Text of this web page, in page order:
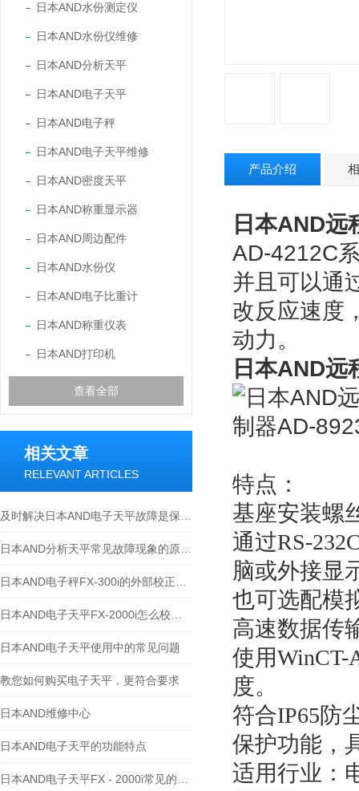
日本AND水份测定仪
日本AND水份仪维修
日本AND分析天平
日本AND电子天平
日本AND电子秤
日本AND电子天平维修
日本AND密度天平
日本AND称重显示器
日本AND周边配件
日本AND水份仪
日本AND电子比重计
日本AND称重仪表
日本AND打印机
查看全部
相关文章
RELEVANT ARTICLES
日本AND电子天平使用中的常见问题
教您如何购买电子天平，更符合要求
日本AND维修中心
日本AND电子天平的功能特点
产品介绍
日本AND远
AD-4212C
并且可以通
改反应速度
动力。
日本AND远
特点：
基座安装螺
通过RS-
脑或外接显
也可选配模
高速数据传
使用WinCT-
度。
符合IP65防
保护功能，
适用行业：